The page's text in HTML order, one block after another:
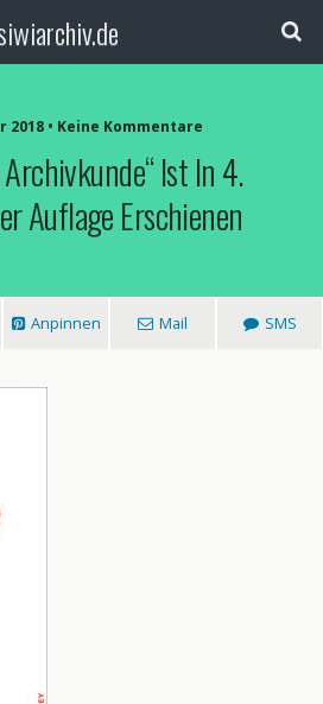
2018 • Keine Kommentare
Ist In 4.
Auflage Erschienen
Anpinnen Mail SMS